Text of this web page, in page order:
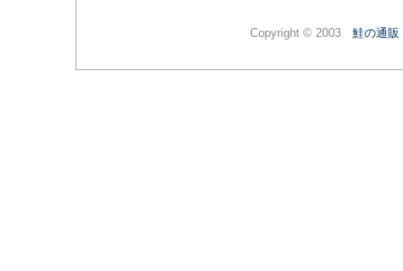
Copyright © 2003 鮭の通販